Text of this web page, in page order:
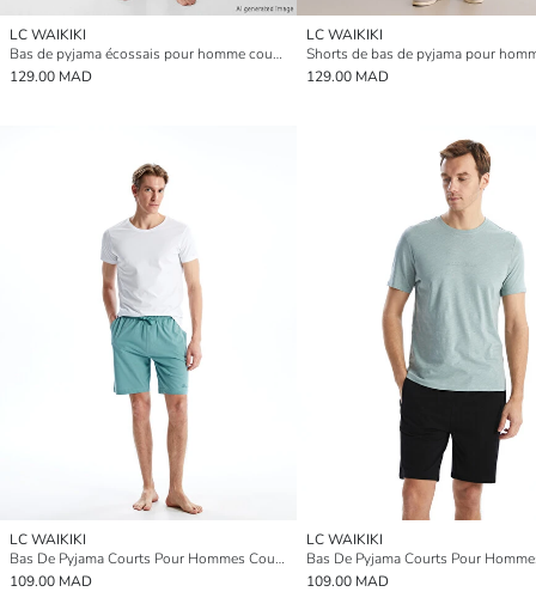
LC WAIKIKI
Bas de pyjama écossais pour homme coupe régulière
129.00 MAD
LC WAIKIKI
129.00 MAD
LC WAIKIKI
Bas De Pyjama Courts Pour Hommes Coupe Svelte
109.00 MAD
LC WAIKIKI
109.00 MAD